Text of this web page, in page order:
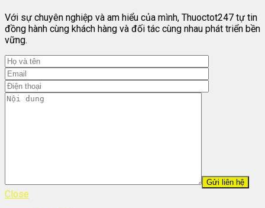
Với sự chuyên nghiệp và am hiểu của mình, Thuoctot247 tự tin
đồng hành cùng khách hàng và đối tác cùng nhau phát triển bền
vững.
Close